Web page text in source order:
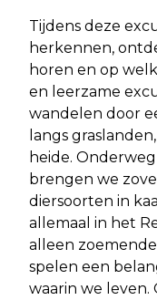
Tijdens deze
herkennen,
horen en op
en leerzame
wandelen door
langs
heide.
brengen we
diersoorten in
allemaal in het
alleen
spelen een
waarin we leven.